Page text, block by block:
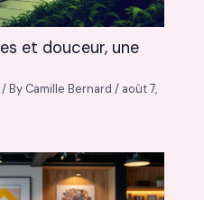
et douceur, une
/ By Camille Bernard/ août 7,